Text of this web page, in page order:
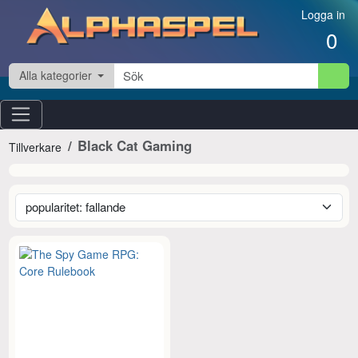
Hoppa till innehåll Logga in
0
Alla kategorier
Tillverkare Black Cat Gaming